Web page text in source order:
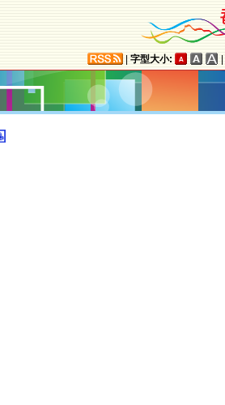
字型大小: